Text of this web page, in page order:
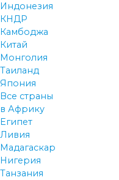
Индонезия
КНДР
Камбоджа
Китай
Монголия
Таиланд
Япония
Все страны
в Африку
Египет
Ливия
Мадагаскар
Нигерия
Танзания